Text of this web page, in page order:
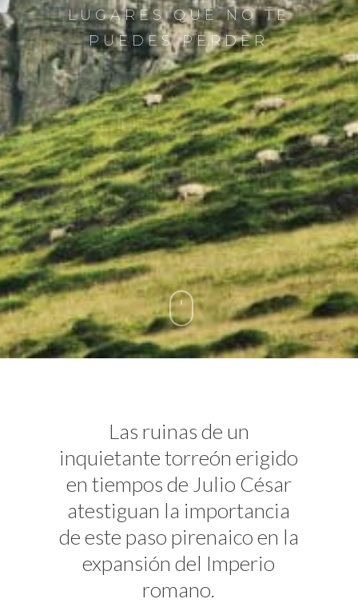
LUGARES QUE NO TE
PUEDES PERDER
Las ruinas de un
inquietante torreón erigido
en tiempos de Julio César
atestiguan la importancia
de este paso pirenaico en la
expansión del Imperio
romano.